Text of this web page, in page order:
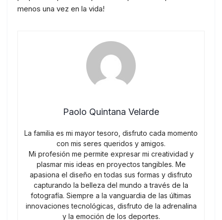
menos una vez en la vida!
Paolo Quintana Velarde
La familia es mi mayor tesoro, disfruto cada momento
con mis seres queridos y amigos.
Mi profesión me permite expresar mi creatividad y
plasmar mis ideas en proyectos tangibles. Me
apasiona el diseño en todas sus formas y disfruto
capturando la belleza del mundo a través de la
fotografía. Siempre a la vanguardia de las últimas
innovaciones tecnológicas, disfruto de la adrenalina
y la emoción de los deportes.